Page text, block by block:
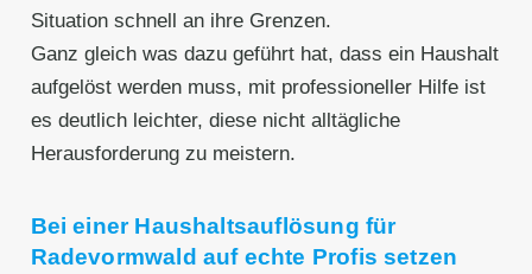
Situation schnell an ihre Grenzen.
Ganz gleich was dazu geführt hat, dass ein Haushalt
aufgelöst werden muss, mit professioneller Hilfe ist
es deutlich leichter, diese nicht alltägliche
Herausforderung zu meistern.
Bei einer Haushaltsauflösung für
Radevormwald auf echte Profis setzen